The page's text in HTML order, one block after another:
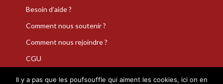
Besoin d’aide ?
Comment nous soutenir ?
Comment nous rejoindre ?
CGU
Il y a pas que les poufsouffle qui aiment les cookies, ici on en